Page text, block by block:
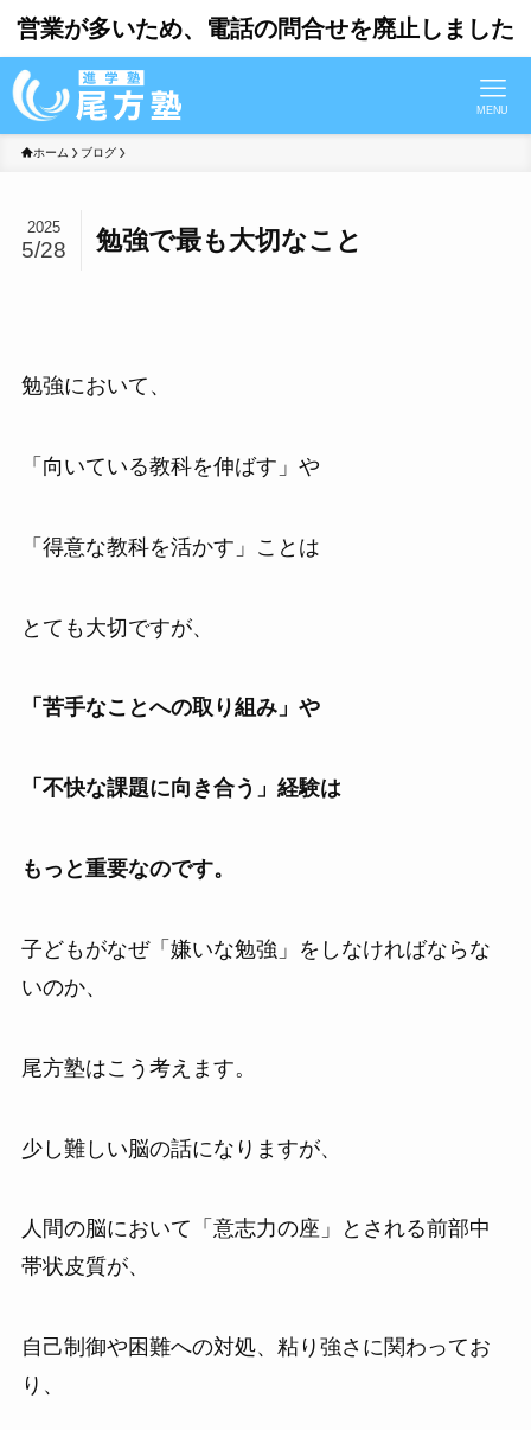
営業が多いため、電話の問合せを廃止しました
MENU
ホーム ブログ
勉強で最も大切なこと
2025
5/28
勉強において、
「向いている教科を伸ばす」や
「得意な教科を活かす」ことは
とても大切ですが、
「苦手なことへの取り組み」や
「不快な課題に向き合う」経験は
もっと重要なのです。
子どもがなぜ「嫌いな勉強」をしなければならな
いのか、
尾方塾はこう考えます。
少し難しい脳の話になりますが、
人間の脳において「意志力の座」とされる前部中
帯状皮質が、
自己制御や困難への対処、粘り強さに関わってお
り、